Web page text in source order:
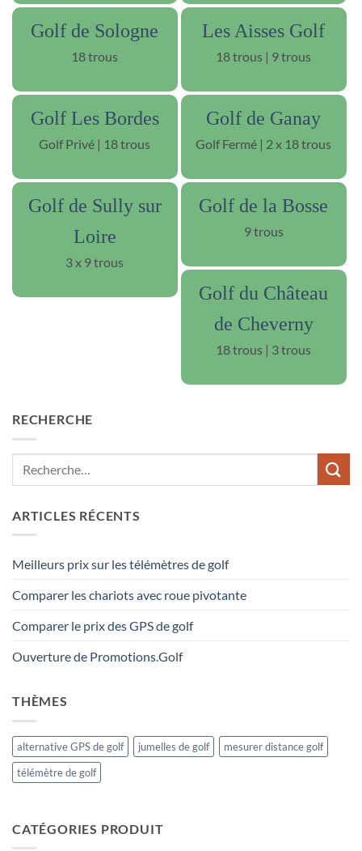
Golf de Sologne
18 trous
Les Aisses Golf
18 trous | 9 trous
Golf Les Bordes
Golf Privé | 18 trous
Golf de Ganay
Golf Fermé | 2 x 18 trous
Golf de Sully sur
Loire
3 x 9 trous
Golf de la Bosse
9 trous
Golf du Château
de Cheverny
18 trous | 3 trous
RECHERCHE
ARTICLES RÉCENTS
Meilleurs prix sur les télémètres de golf
Comparer les chariots avec roue pivotante
Comparer le prix des GPS de golf
Ouverture de Promotions.Golf
THÈMES
alternative GPS de golf jumelles de golf
mesurer distance golf
télémètre de golf
CATÉGORIES PRODUIT